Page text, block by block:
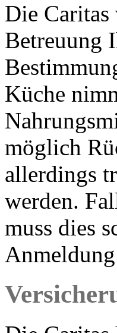
Die
Betreuung
Küche
möglich
allerdings
werden.
muss dies